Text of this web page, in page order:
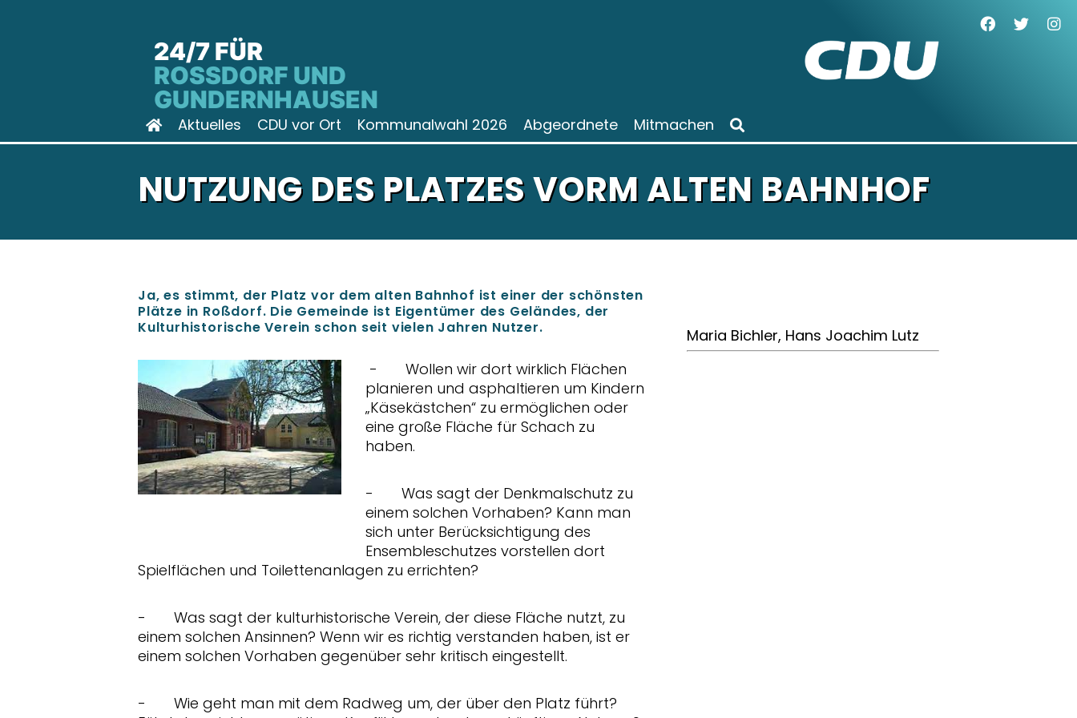
24/7 FÜR
ROSSDORF UND G
UNDERNHAUSEN
Aktuelles CDU vor Ort Kommunalwahl 2026 Abgeordnete Mitmachen
NUTZUNG DES PLATZES VORM ALTEN BAHNHOF
Ja, es stimmt, der Platz vor dem alten Bahnhof ist einer der schönsten
Plätze in Roßdorf. Die Gemeinde ist Eigentümer des Geländes, der
Kulturhistorische Verein schon seit vielen Jahren Nutzer.
- Wollen wir dort wirklich Flächen
planieren und asphaltieren um Kindern
Käsekästchen“ zu ermöglichen oder
eine große Fläche für Schach zu
haben.
- Was sagt der Denkmalschutz zu
einem solchen Vorhaben? Kann man
sich unter Berücksichtigung des
Ensembleschutzes vorstellen dort
Spielflächen und Toilettenanlagen zu errichten?
- Was sagt der kulturhistorische Verein, der diese Fläche nutzt, zu
einem solchen Ansinnen? Wenn wir es richtig verstanden haben, ist er
einem solchen Vorhaben gegenüber sehr kritisch eingestellt.
- Wie geht man mit dem Radweg um, der über den Platz führt?
Maria Bichler, Hans Joachim Lutz